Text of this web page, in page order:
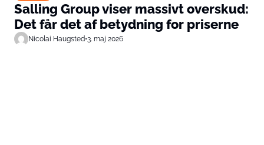
Salling Group viser massivt overskud:
Det får det af betydning for priserne
Nicolai Haugsted•3. maj 2026